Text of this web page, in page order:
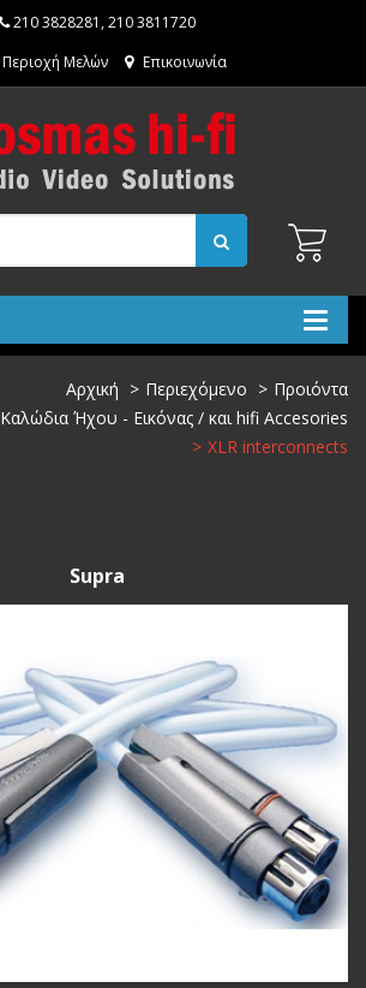
210 3828281 ,210 3811720
Περιοχή Μελών
Επικοινωνία
Αρχική Περιεχόμενο
Προιόντα
Καλώδια Ήχου - Εικόνας / και hifi Accesories
XLR interconnects
Supra